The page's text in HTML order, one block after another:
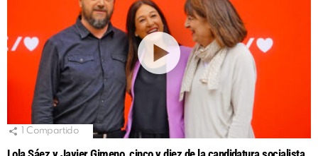
Compartido